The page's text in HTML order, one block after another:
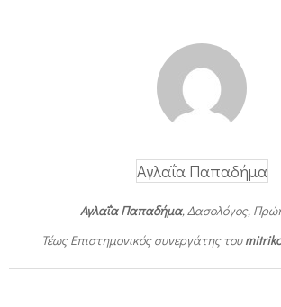
Αγλαΐα Παπαδήμα
Αγλαΐα Παπαδήμα, Δασολόγος,
Τέως Επιστημονικός συνεργάτης του